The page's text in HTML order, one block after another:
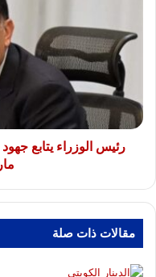
جهود
منظومة
الشكاوى
الحكومية
خلال
مارس
الماضيرئيس الوزراء يتابع
مقالات ذات صلة